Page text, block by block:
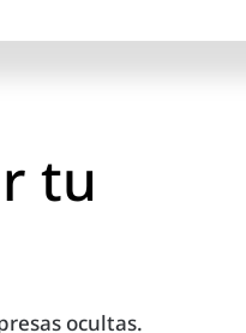
tu
ocultas.